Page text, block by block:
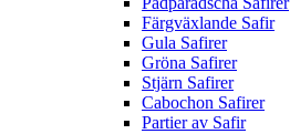
Färgväxlande Safir
Gula Safirer
Gröna Safirer
Stjärn Safirer
Cabochon Safirer
Partier av Safir